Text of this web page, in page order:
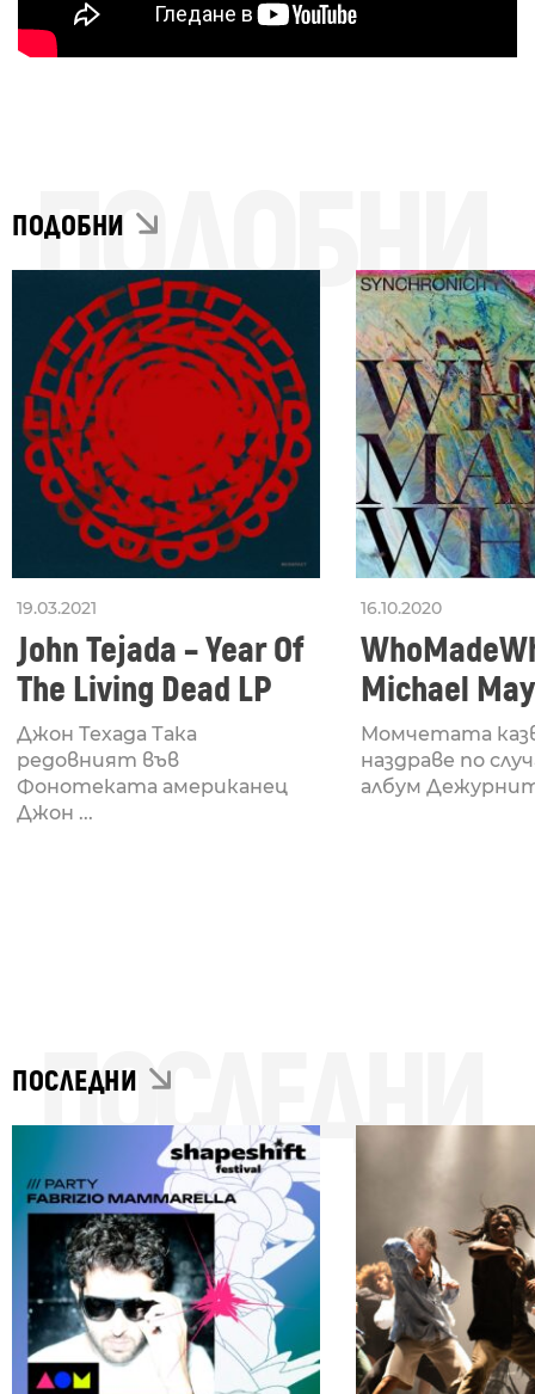
ПОДОБНИ
ПОДОБНИ
19.03.2021
John Tejada – Year Of
The Living Dead LP
Джон Техада Така
редовният във
Фонотеката американец
Джон ...
16.10.2020
Michael
Hamstring
Момчетата
наздраве по
албум
ПОСЛЕДНИ
ПОСЛЕДНИ